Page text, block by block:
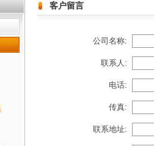
客户留言
公司名称:
联系人:
电话:
传真:
联系地址: